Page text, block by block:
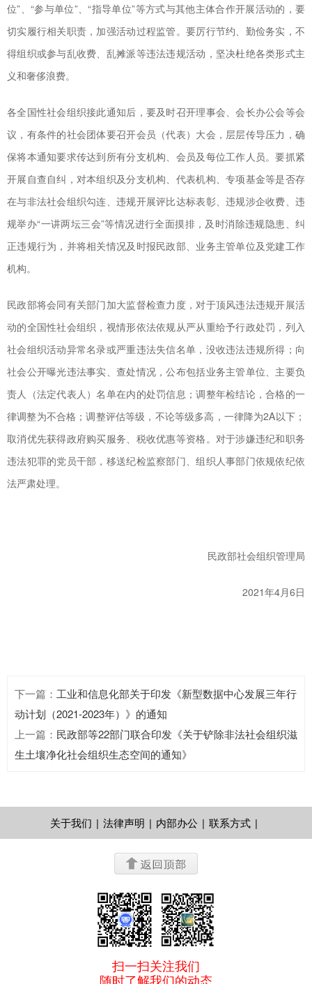
位”、“参与单位”、“指导单位”等方式与其他主体合作开展活动的，要
切实履行相关职责，加强活动过程监管。要厉行节约、勤俭务实，不
得组织或参与乱收费、乱摊派等违法违规活动，坚决杜绝各类形式主
义和奢侈浪费。
各全国性社会组织接此通知后，要及时召开理事会、会长办公会等会
议，有条件的社会团体要召开会员（代表）大会，层层传导压力，确
保将本通知要求传达到所有分支机构、会员及每位工作人员。要抓紧
开展自查自纠，对本组织及分支机构、代表机构、专项基金等是否存
在与非法社会组织勾连、违规开展评比达标表彰、违规涉企收费、违
规举办“一讲两坛三会”等情况进行全面摸排，及时消除违规隐患、纠
正违规行为，并将相关情况及时报民政部、业务主管单位及党建工作
机构。
民政部将会同有关部门加大监督检查力度，对于顶风违法违规开展活
动的全国性社会组织，视情形依法依规从严从重给予行政处罚，列入
社会组织活动异常名录或严重违法失信名单，没收违法违规所得；向
社会公开曝光违法事实、查处情况，公布包括业务主管单位、主要负
责人（法定代表人）名单在内的处罚信息；调整年检结论，合格的一
律调整为不合格；调整评估等级，不论等级多高，一律降为2A以下；
取消优先获得政府购买服务、税收优惠等资格。对于涉嫌违纪和职务
违法犯罪的党员干部，移送纪检监察部门、组织人事部门依规依纪依
法严肃处理。
民政部社会组织管理局
2021年4月6日
下一篇 ： 工业和信息化部关于印发《新型数据中心发展三年行
动计划（2021-2023年）》的通知
上一篇 ： 民政部等22部门联合印发《关于铲除非法社会组织滋
生土壤净化社会组织生态空间的通知》
关于我们 | 法律声明 | 内部办公 | 联系方式 |
扫一扫关注我们
随时了解我们的动态